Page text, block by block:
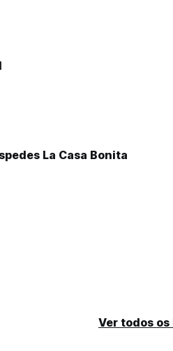
La Casa Bonita
Ver todos os